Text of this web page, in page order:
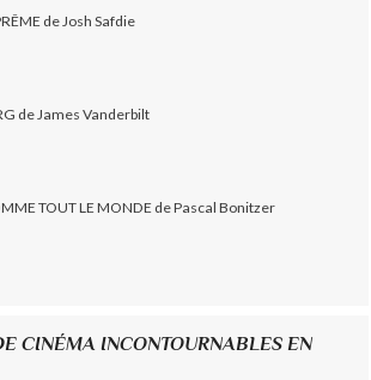
de Josh Safdie
de James Vanderbilt
TOUT LE MONDE de Pascal Bonitzer
CINÉMA INCONTOURNABLES EN